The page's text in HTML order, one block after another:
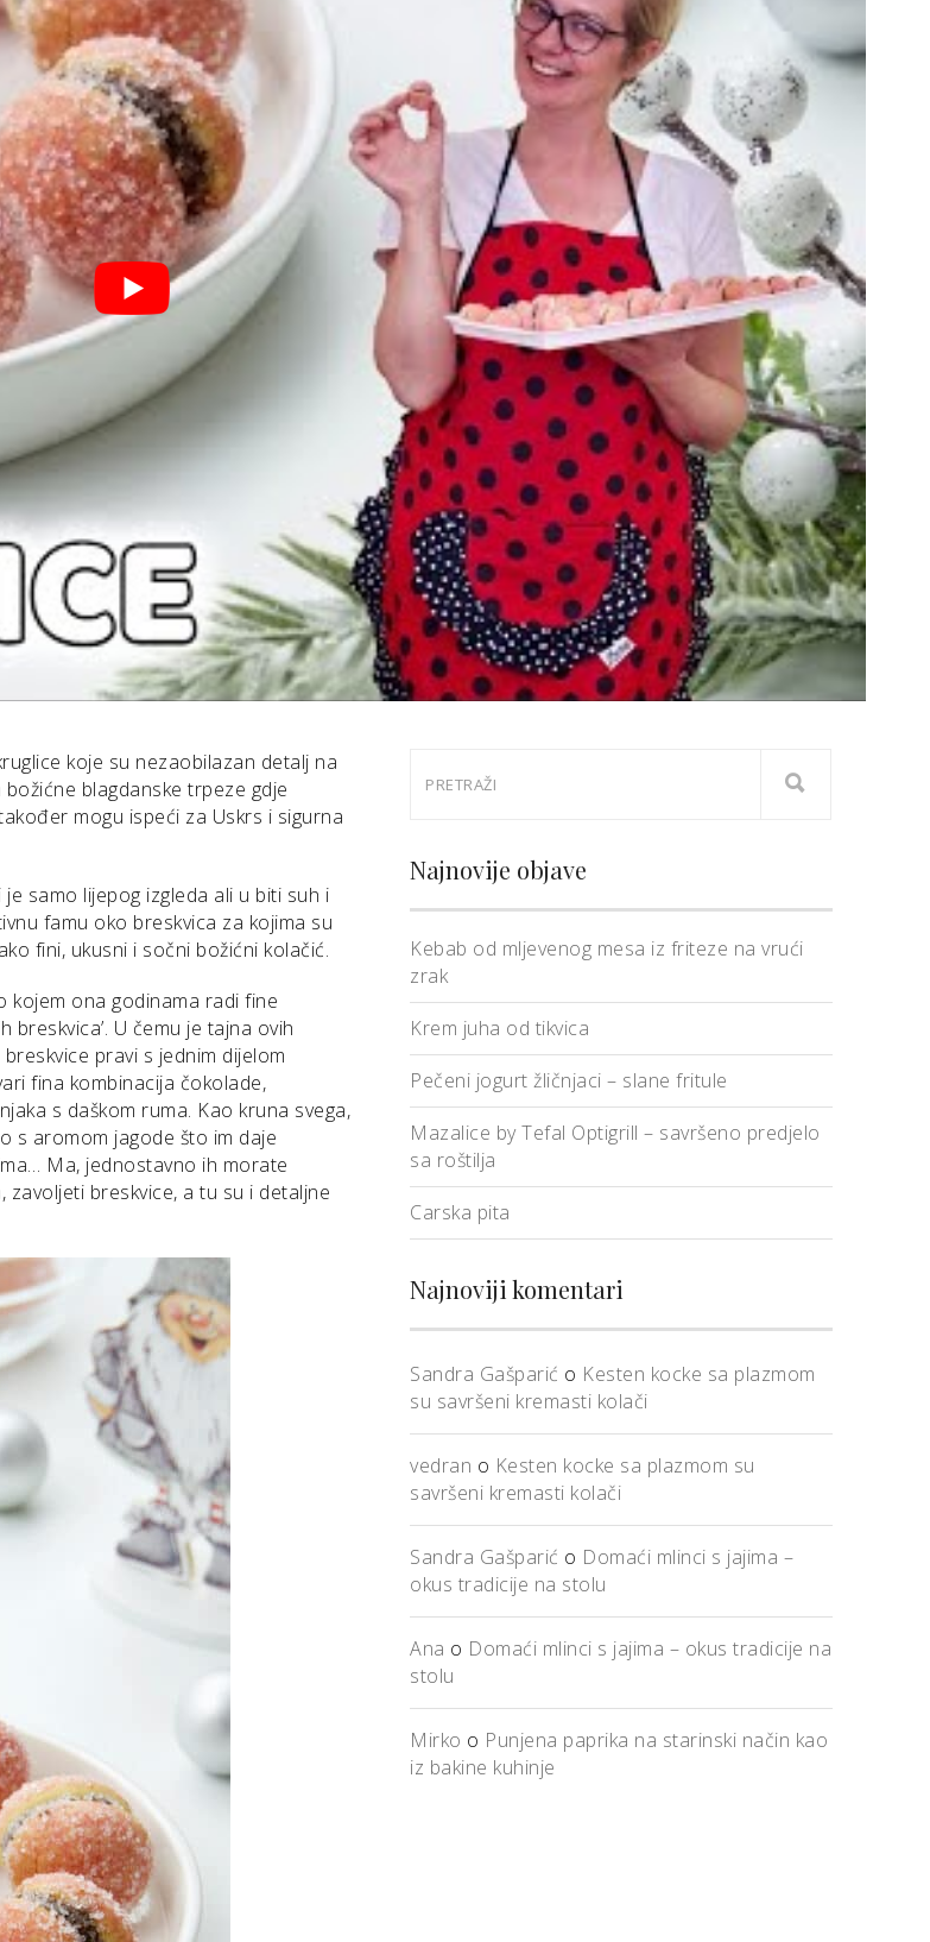
koje su nezaobilazan detalj na
blagdanske trpeze gdje
mogu ispeći za Uskrs i sigurna
samo lijepog izgleda ali u biti suh i
famu oko breskvica za kojima su
fini, ukusni i sočni božićni kolačić.
kojem ona godinama radi fine
breskvica’. U čemu je tajna ovih
pravi s jednim dijelom
fina kombinacija čokolade,
s daškom ruma. Kao kruna svega,
s aromom jagode što im daje
Ma, jednostavno ih morate
breskvice, a tu su i detaljne
Najnovije objave
Kebab od mljevenog mesa iz friteze na vrući
zrak
Krem juha od tikvica
Pečeni jogurt žličnjaci – slane fritule
Mazalice by Tefal Optigrill – savršeno predjelo
sa roštilja
Carska pita
Najnoviji komentari
Sandra Gašparić o Kesten kocke sa plazmom
su savršeni kremasti kolači
vedran o Kesten kocke sa plazmom su
savršeni kremasti kolači
Sandra Gašparić o Domaći mlinci s jajima –
okus tradicije na stolu
Ana o Domaći mlinci s jajima – okus tradicije na
stolu
Mirko o Punjena paprika na starinski način kao
iz bakine kuhinje